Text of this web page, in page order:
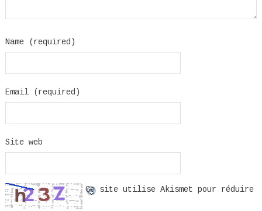
Name (required)
Email (required)
Site web
Ce site utilise Akismet pour réduire